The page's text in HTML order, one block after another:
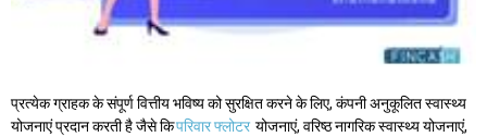
प्रत्येक ग्राहक के संपूर्ण वित्तीय भविष्य को सुरक्षित करने के लिए, कंपनी अनुकूलित स्वास्थ्य
योजनाएं प्रदान करती है जैसे किपरिवार फ्लोटर योजनाएं, वरिष्ठ नागरिक स्वास्थ्य योजनाएं,